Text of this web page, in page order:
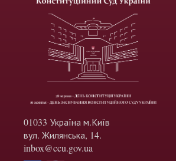
01033 Україна м.Київ
вул. Жилянська, 14.
inbox@ccu.gov.ua